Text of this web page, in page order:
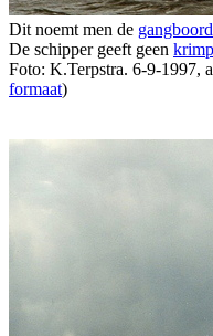
Dit noemt men de
De schipper geeft geen krimp
Foto: K.Terpstra. 6-9-1997,
formaat)